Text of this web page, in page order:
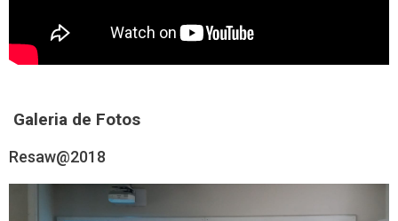
Galeria de Fotos
Resaw@2018